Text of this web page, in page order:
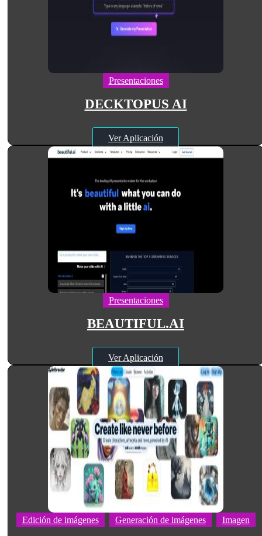
Presentaciones
DECKTOPUS AI
Ver Aplicación
Presentaciones
BEAUTIFUL.AI
Ver Aplicación
Edición de imágenes Generación de imágenes Imagen